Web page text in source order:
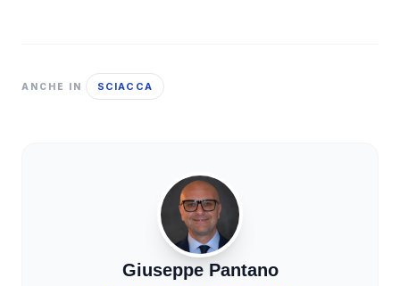
ANCHE IN SCIACCA
Giuseppe Pantano